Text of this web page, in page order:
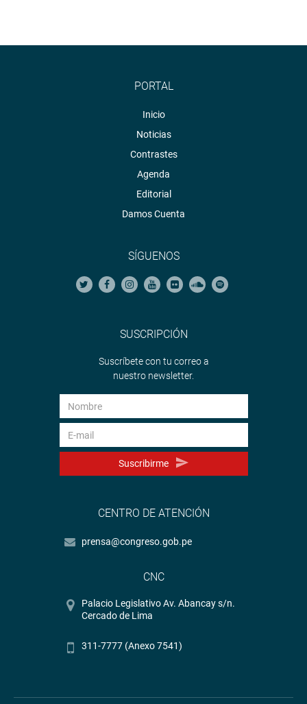
PORTAL
Inicio
Noticias
Contrastes
Agenda
Editorial
Damos Cuenta
SÍGUENOS
SUSCRIPCIÓN
Suscríbete con tu correo a
nuestro newsletter.
Suscribirme
CENTRO DE ATENCIÓN
prensa@congreso.gob.pe
CNC
Palacio Legislativo Av. Abancay s/n.
Cercado de Lima
311-7777 (Anexo 7541)